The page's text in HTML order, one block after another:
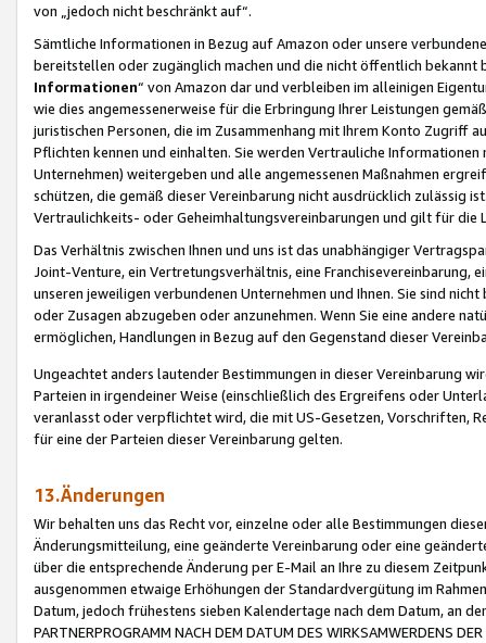
von „jedoch nicht beschränkt auf“.
Sämtliche Informationen in Bezug auf Amazon oder unsere
bereitstellen oder zugänglich machen und die nicht öffentlich
Informationen“ von Amazon dar und verbleiben im alleinigen
wie dies angemessenerweise für die Erbringung Ihrer Leistungen
juristischen Personen, die im Zusammenhang mit Ihrem Konto
Pflichten kennen und einhalten. Sie werden Vertrauliche
Unternehmen) weitergeben und alle angemessenen Maßnahmen
schützen, die gemäß dieser Vereinbarung nicht ausdrücklich zulässig
Vertraulichkeits- oder Geheimhaltungsvereinbarungen und gilt für die
Das Verhältnis zwischen Ihnen und uns ist das unabhängiger
Joint-Venture, ein Vertretungsverhältnis, eine Franchisevereinbarung,
unseren jeweiligen verbundenen Unternehmen und Ihnen. Sie sind
oder Zusagen abzugeben oder anzunehmen. Wenn Sie eine andere
ermöglichen, Handlungen in Bezug auf den Gegenstand dieser
Ungeachtet anders lautender Bestimmungen in dieser Vereinbarung
Parteien in irgendeiner Weise (einschließlich des Ergreifens oder
veranlasst oder verpflichtet wird, die mit US-Gesetzen, Vorschriften,
für eine der Parteien dieser Vereinbarung gelten.
13.Änderungen
Wir behalten uns das Recht vor, einzelne oder alle Bestimmungen
Änderungsmitteilung, eine geänderte Vereinbarung oder eine
über die entsprechende Änderung per E-Mail an Ihre zu diesem
ausgenommen etwaige Erhöhungen der Standardvergütung im
Datum, jedoch frühestens sieben Kalendertage nach dem Datum, an
PARTNERPROGRAMM NACH DEM DATUM DES WIRKSAMWERDENS